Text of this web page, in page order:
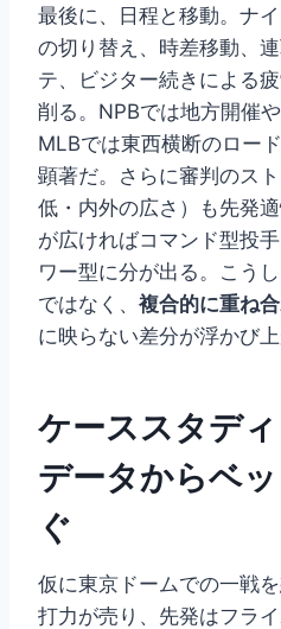
最後に、日程と移動。ナ
の切り替え、時差移動、
テ、ビジター続きによる
削る。NPBでは地方開催
MLBでは東西横断のロー
顕著だ。さらに審判のス
低・内外の広さ）も先発
が広ければコマンド型投
ワー型に分が出る。こう
ではなく、 複合的に重ね
に映らない差分が浮かび上
ケーススタディ
データからベ
ぐ
仮に東京ドームでの一戦
打力が売り、先発はフラ